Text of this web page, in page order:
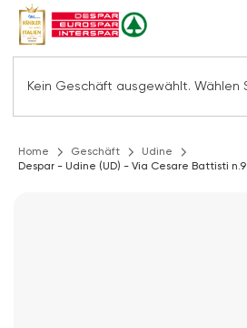
Home Geschäft
Udine
Despar - Udine (UD) - Via Cesare Battisti n.9